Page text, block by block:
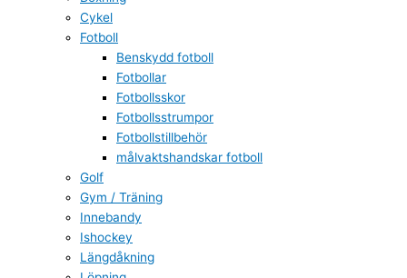
Cykel
Fotboll
Benskydd fotboll
Fotbollar
Fotbollsskor
Fotbollsstrumpor
Fotbollstillbehör
målvaktshandskar fotboll
Golf
Gym / Träning
Innebandy
Ishockey
Längdåkning